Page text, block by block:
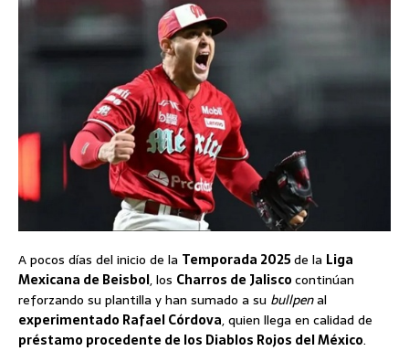
A pocos días del inicio de la Temporada 2025de la Liga
Mexicana de Beisbol, los Charros de Jaliscocontinúan
reforzando su plantilla y han sumado a su bullpenal
experimentado Rafael Córdova, quien llega en calidad de
préstamo procedente de los Diablos Rojos del México.